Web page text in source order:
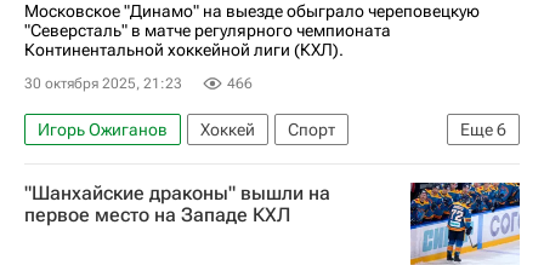
Московское "Динамо" на выезде обыграло череповецкую
"Северсталь" в матче регулярного чемпионата
Континентальной хоккейной лиги (КХЛ).
30 октября 2025, 21:23 466
Еще6
Игорь Ожиганов Хоккей
Спорт
Артём Швец-Роговой
Владислав Подъяпольский
"Шанхайские драконы" вышли на
первое место на Западе КХЛ